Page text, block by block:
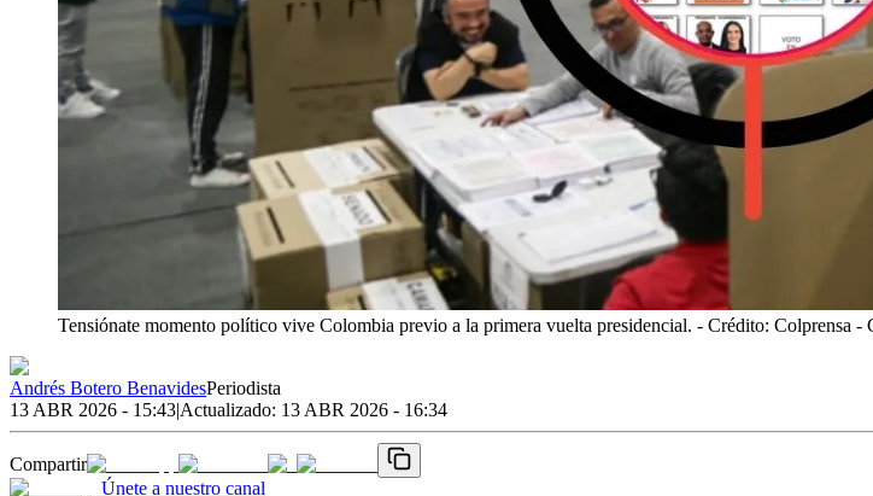
Tensiónate momento político vive Colombia previo a la primera vuelta presidencial. - Crédito: Colprensa -
Andrés Botero BenavidesPeriodista
13 ABR 2026 - 15:43|Actualizado: 13 ABR 2026 - 16:34
Compartir
Únete a nuestro canal